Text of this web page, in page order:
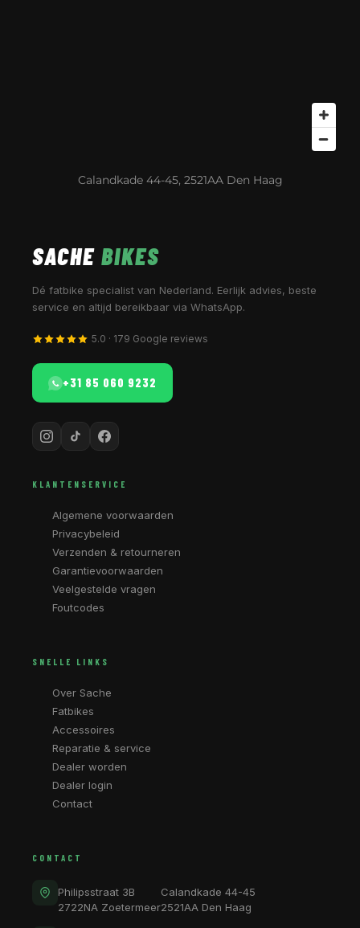
Calandkade 44-45, 2521AA Den Haag
SACHE BIKES
Dé fatbike specialist van Nederland. Eerlijk advies, beste
service en altijd bereikbaar via WhatsApp.
5.0 · 179 Google reviews
+31 85 060 9232
KLANTENSERVICE
Algemene voorwaarden
Privacybeleid
Verzenden & retourneren
Garantievoorwaarden
Veelgestelde vragen
Foutcodes
SNELLE LINKS
Over Sache
Fatbikes
Accessoires
Reparatie & service
Dealer worden
Dealer login
Contact
CONTACT
Philipsstraat 3B
2722NA Zoetermeer
Calandkade 44-45
2521AA Den Haag